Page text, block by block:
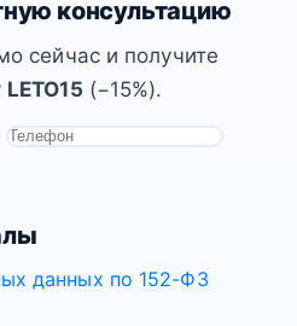
консультацию
сейчас и получите
LETO15 (−15%).
данных по 152-ФЗ